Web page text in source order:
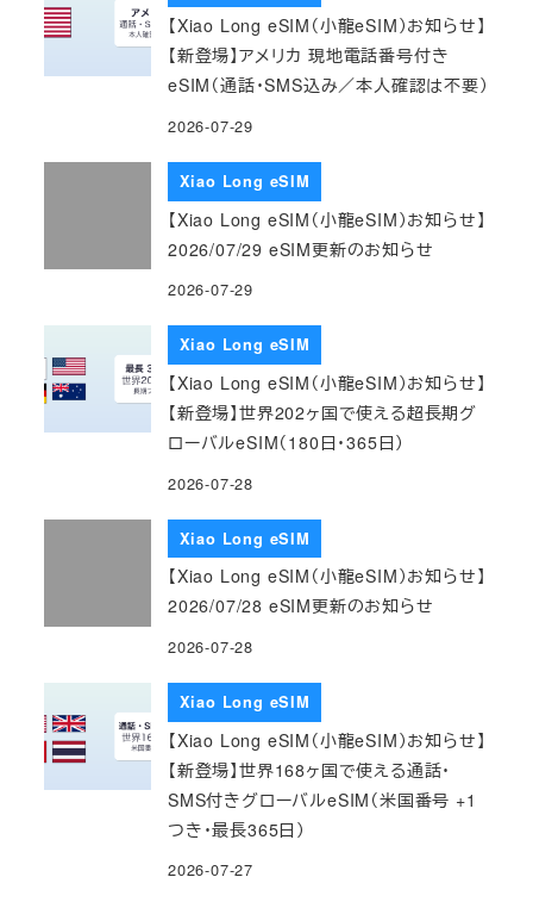
【Xiao Long eSIM（小龍eSIM）お知らせ】
【新登場】アメリカ 現地電話番号付き
eSIM（通話・SMS込み／本人確認は不要）
2026-07-29
Xiao Long eSIM
【Xiao Long eSIM（小龍eSIM）お知らせ】
2026/07/29 eSIM更新のお知らせ
2026-07-29
Xiao Long eSIM
【Xiao Long eSIM（小龍eSIM）お知らせ】
【新登場】世界202ヶ国で使える超長期グ
ローバルeSIM（180日・365日）
2026-07-28
Xiao Long eSIM
【Xiao Long eSIM（小龍eSIM）お知らせ】
2026/07/28 eSIM更新のお知らせ
2026-07-28
Xiao Long eSIM
【Xiao Long eSIM（小龍eSIM）お知らせ】
【新登場】世界168ヶ国で使える通話・
SMS付きグローバルeSIM（米国番号 +1
つき・最長365日）
2026-07-27